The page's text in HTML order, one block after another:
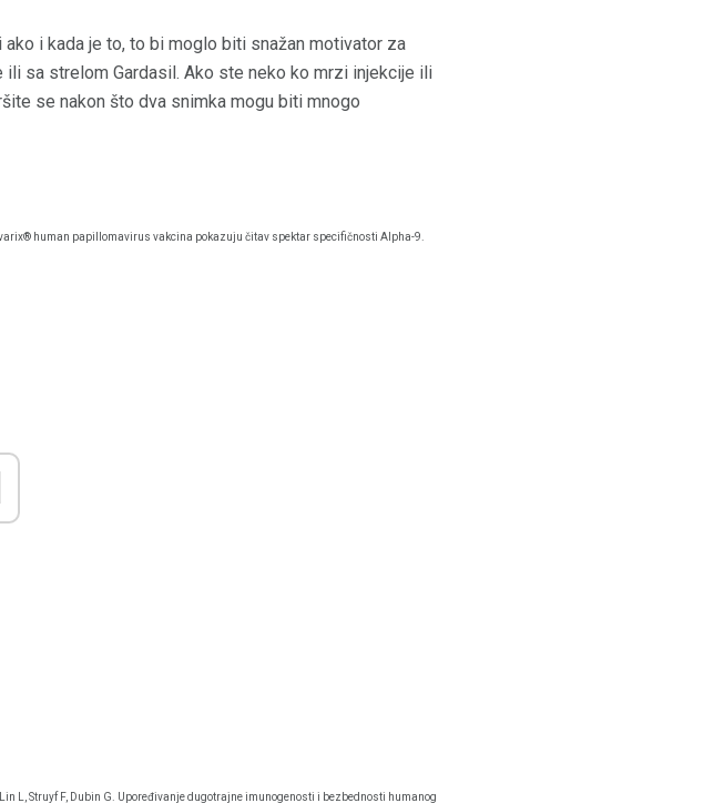
i kada je to, to bi moglo biti snažan motivator za
sa strelom Gardasil. Ako ste neko ko mrzi injekcije ili
se nakon što dva snimka mogu biti mnogo
human papillomavirus vakcina pokazuju čitav spektar specifičnosti Alpha-9.
L, Struyf F, Dubin G. Upoređivanje dugotrajne imunogenosti i bezbednosti humanog